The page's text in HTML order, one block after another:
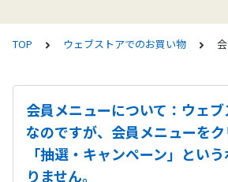
TOP ウェブストアでのお買い物
会員メニューについて：ウェ
なのですが、会員メニューを
「抽選・キャンペーン」とい
りません。